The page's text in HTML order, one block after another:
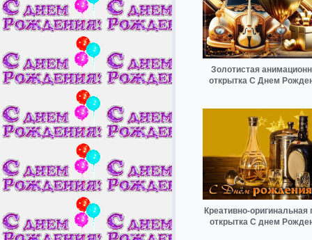
Золотистая
открытка С Днем
Креативно-оригинальная
открытка С днем